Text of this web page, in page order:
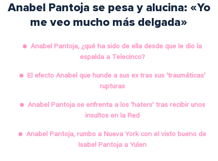
Anabel Pantoja se pesa y alucina: «Yo
me veo mucho más delgada»
Anabel Pantoja, ¿qué ha sido de ella desde que le dio la
espalda a Telecinco?
El efecto Anabel que hunde a sus ex tras sus ‘traumáticas’
rupturas
Anabel Pantoja se enfrenta a los ‘haters’ tras recibir unos
insultos en la Red
Anabel Pantoja, rumbo a Nueva York con el visto bueno de
Isabel Pantoja a Yulen